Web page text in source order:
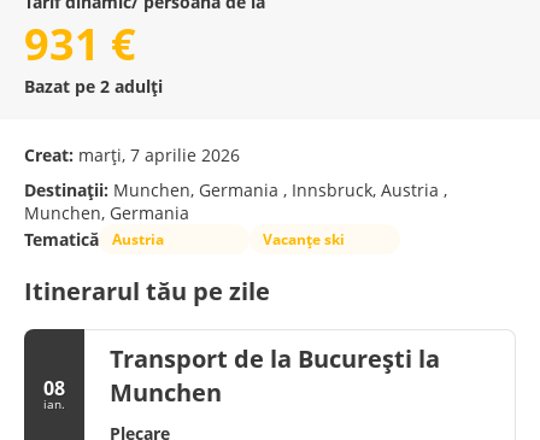
931 €
Bazat pe 2 adulți
Creat: marți, 7 aprilie 2026
Destinații: Munchen, Germania , Innsbruck, Austria ,
Munchen, Germania
Tematică
Austria Vacanțe ski
Itinerarul tău pe zile
08
ian.
Transport de la București la
Munchen
Plecare